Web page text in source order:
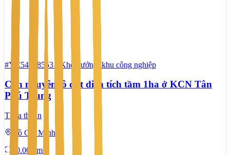
#YC54818553 Kho xưởng, khu công nghiệp
Cần nguyên lô đất diện tích tầm 1ha ở KCN Tân
Phú Trung
Thỏa thuận
Hồ Chí Minh
10.000 m²